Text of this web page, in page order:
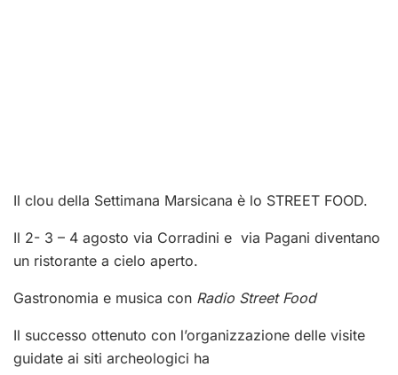
Il clou della Settimana Marsicana è lo STREET FOOD.
Il 2- 3 – 4 agosto via Corradini e via Pagani diventano
un ristorante a cielo aperto.
Gastronomia e musica con Radio Street Food
Il successo ottenuto con l’organizzazione delle visite
guidate ai siti archeologici ha